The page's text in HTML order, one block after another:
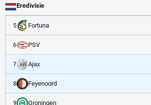
Eredivisie
5 Fortuna
6 PSV
7 Ajax
8 Feyenoord
9 Groningen